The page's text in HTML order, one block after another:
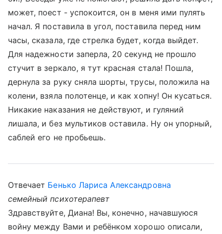
может, поест - успокоится, он в меня ими пулять
начал. Я поставила в угол, поставила перед ним
часы, сказала, где стрелка будет, когда выйдет.
Для надежности заперла, 20 секунд не прошло
стучит в зеркало, я тут красная стала! Пошла,
дернула за руку сняла шорты, трусы, положила на
колени, взяла полотенце, и как хопну! Он кусаться.
Никакие наказания не действуют, и гуляний
лишала, и без мультиков оставила. Ну он упорный,
саблей его не пробьешь.
Отвечает Бенько Лариса Александровна
семейный психотерапевт
Здравствуйте, Диана! Вы, конечно, начавшуюся
войну между Вами и ребёнком хорошо описали,